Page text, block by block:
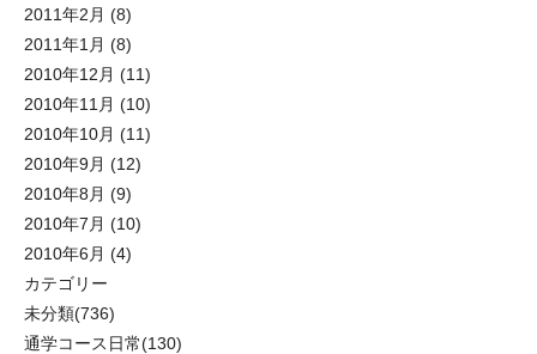
2011年2月 (8)
2011年1月 (8)
2010年12月 (11)
2010年11月 (10)
2010年10月 (11)
2010年9月 (12)
2010年8月 (9)
2010年7月 (10)
2010年6月 (4)
カテゴリー
未分類(736)
通学コース日常(130)